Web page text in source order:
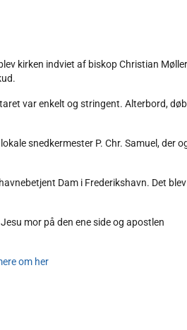
kirken indviet af biskop Christian
var enkelt og stringent. Alterbord,
snedkermester P. Chr. Samuel, der
Dam i Frederikshavn. Det blev
mor på den ene side og apostlen
om her